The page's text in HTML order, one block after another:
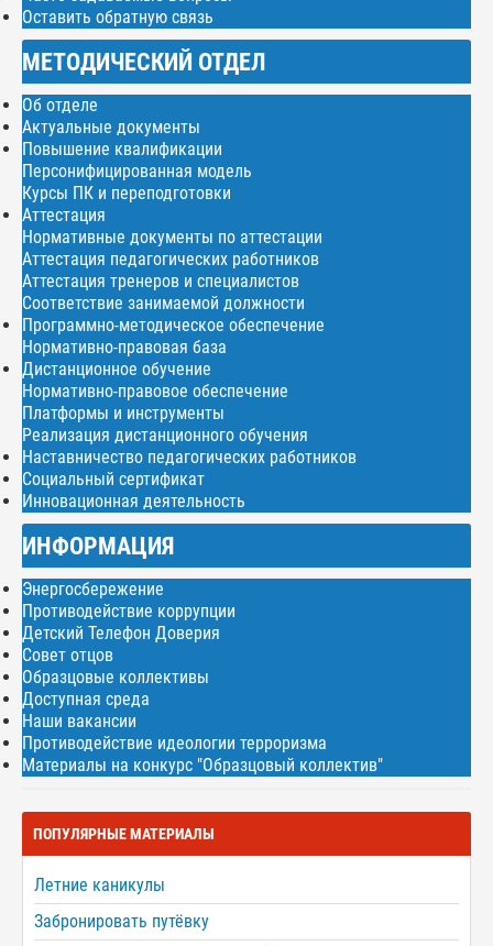
Оставить обратную связь
МЕТОДИЧЕСКИЙ ОТДЕЛ
Об отделе
Актуальные документы
Повышение квалификации
Персонифицированная модель
Курсы ПК и переподготовки
Аттестация
Нормативные документы по аттестации
Аттестация педагогических работников
Аттестация тренеров и специалистов
Соответствие занимаемой должности
Программно-методическое обеспечение
Нормативно-правовая база
Дистанционное обучение
Нормативно-правовое обеспечение
Платформы и инструменты
Реализация дистанционного обучения
Наставничество педагогических работников
Социальный сертификат
Инновационная деятельность
ИНФОРМАЦИЯ
Энергосбережение
Противодействие коррупции
Детский Телефон Доверия
Совет отцов
Образцовые коллективы
Доступная среда
Наши вакансии
Противодействие идеологии терроризма
Материалы на конкурс "Образцовый коллектив"
ПОПУЛЯРНЫЕ МАТЕРИАЛЫ
Летние каникулы
Забронировать путёвку